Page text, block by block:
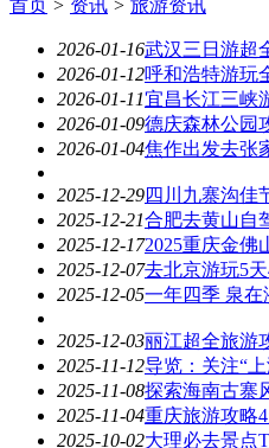
首页 > 资讯 > 旅游资讯
2026-01-16武汉三日游超
2026-01-12呼和浩特游玩
2026-01-11宜昌长江三峡
2026-01-09德庆森林公园
2026-01-04焦作出发去张
2025-12-29四川九寨沟佳
2025-12-21合肥去黄山自
2025-12-172025重庆金佛
2025-12-07去北京游玩5
2025-12-05一年四季 泉
2025-12-03丽江超全旅游
2025-11-12导览：关注“
2025-11-08探索海南古寨
2025-11-04重庆旅游攻略
2025-10-02大理必去景点